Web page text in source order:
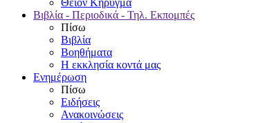
Θείον Κήρυγμα
Βιβλία - Περιοδικά - Τηλ. Εκπομπές
Πίσω
Βιβλία
Βοηθήματα
Η εκκλησία κοντά μας
Ενημέρωση
Πίσω
Ειδήσεις
Ανακοινώσεις